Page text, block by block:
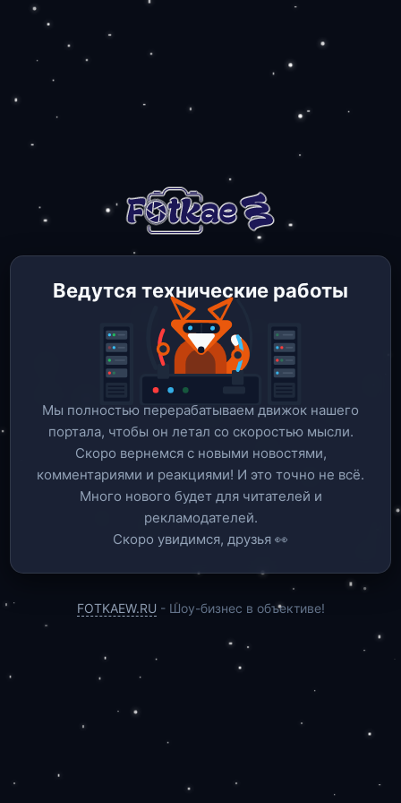
Ведутся технические работы
Мы полностью перерабатываем движок нашего
портала, чтобы он летал со скоростью мысли.
Скоро вернемся c новыми новостями,
комментариями и реакциями! И это точно не всё.
Много нового будет для читателей и
рекламодателей.
Скоро увидимся, друзья 👀
FOTKAEW.RU - Шоу-бизнес в объективе!